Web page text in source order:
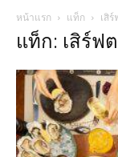
หน้าแรก แท็ก เสิ
แท็ก: เสิร์ฟ